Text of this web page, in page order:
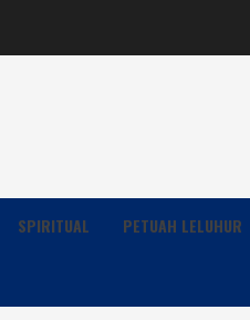
SPIRITUAL PETUAH LELUHUR